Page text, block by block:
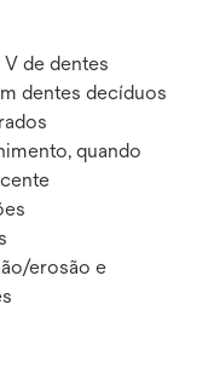
de dentes
dentes decíduos
quando
erosão e